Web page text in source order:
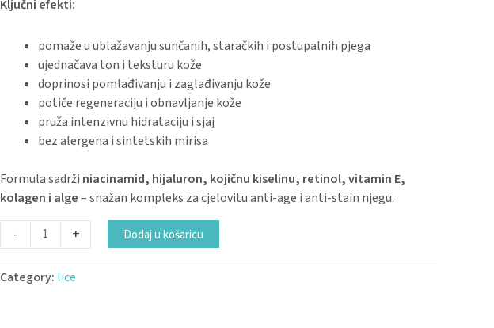
Ključni efekti:
pomaže u ublažavanju sunčanih, staračkih i postupalnih pjega
ujednačava ton i teksturu kože
doprinosi pomlađivanju i zaglađivanju kože
potiče regeneraciju i obnavljanje kože
pruža intenzivnu hidrataciju i sjaj
bez alergena i sintetskih mirisa
Formula sadrži niacinamid, hijaluron, kojičnu kiselinu, retinol, vitamin E,
kolagen i alge– snažan kompleks za cjelovitu anti-age i anti-stain njegu.
- + Dodaj u košaricu
Category: lice